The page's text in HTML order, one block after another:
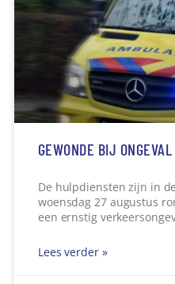
GEWONDE BIJ
De hulpdiensten zijn in
woensdag 27 augustus
een ernstig
Lees verder »